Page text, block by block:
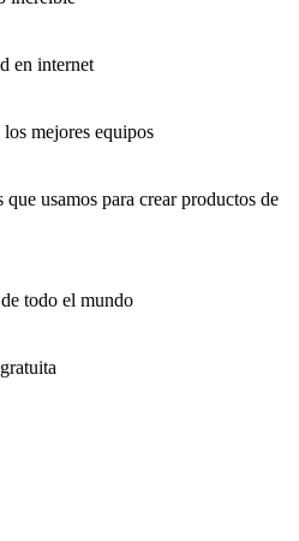
en internet
mejores equipos
usamos para crear productos de
todo el mundo